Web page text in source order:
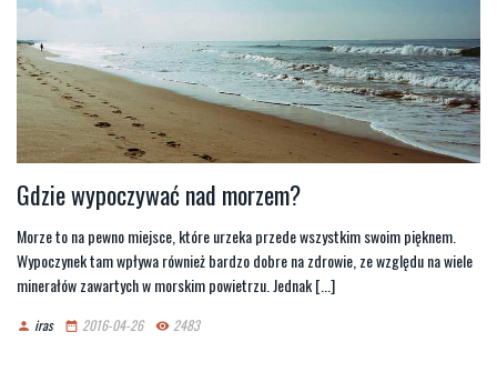
Gdzie wypoczywać nad morzem?
Morze to na pewno miejsce, które urzeka przede wszystkim swoim pięknem.
Wypoczynek tam wpływa również bardzo dobre na zdrowie, ze względu na wiele
minerałów zawartych w morskim powietrzu. Jednak [...]
person iras date_range 2016-04-26 remove_red_eye 2483